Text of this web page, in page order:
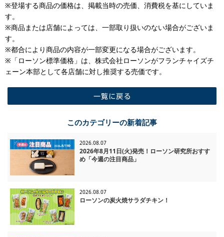
※登場する商品の価格は、掲載当時の売価、消費税を基にしていま
す。
※商品または店舗によっては、一部取り扱いのない場合がございま
す。
※都合により商品の内容が一部変更になる場合がございます。
※「ローソン標準価格」は、株式会社ローソンがフランチャイズチ
ェーン本部として各店舗に対し推奨する売価です。
このカテゴリーの新着記事
2026.08.07
2026年8月11日(火)発売！ローソン研究所おすす
め「今週の注目商品」
2026.08.07
ローソンの炭火焼サラダチキン！